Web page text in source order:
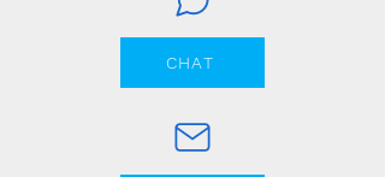
CHAT